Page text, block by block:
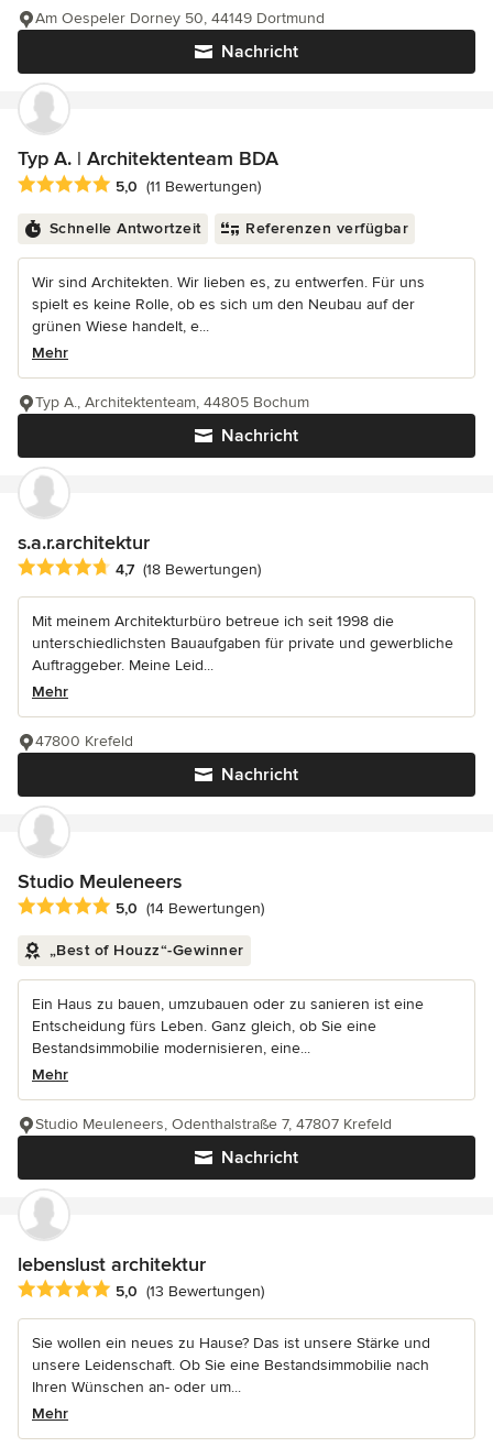
Nachricht
Am Oespeler Dorney 50, 44149 Dortmund
Typ A. | Architektenteam BDA
Durchschnittliche Bewertung: 5 von 5 Sternen
5,0 (11 Bewertungen)
Schnelle Antwortzeit Referenzen verfügbar
Wir sind Architekten. Wir lieben es, zu entwerfen. Für uns
spielt es keine Rolle, ob es sich um den Neubau auf der
grünen Wiese handelt, e...
Mehr
Nachricht
Typ A., Architektenteam, 44805 Bochum
s.a.r.architektur
Durchschnittliche Bewertung: 4.7 von 5 Sternen
4,7 (18 Bewertungen)
Mit meinem Architekturbüro betreue ich seit 1998 die
unterschiedlichsten Bauaufgaben für private und gewerbliche
Auftraggeber. Meine Leid...
Mehr
Nachricht
47800 Krefeld
Studio Meuleneers
Durchschnittliche Bewertung: 5 von 5 Sternen
5,0 (14 Bewertungen)
„Best of Houzz“-Gewinner
Ein Haus zu bauen, umzubauen oder zu sanieren ist eine
Entscheidung fürs Leben. Ganz gleich, ob Sie eine
Bestandsimmobilie modernisieren, eine...
Mehr
Nachricht
Studio Meuleneers, Odenthalstraße 7, 47807 Krefeld
lebenslust architektur
Durchschnittliche Bewertung: 5 von 5 Sternen
5,0 (13 Bewertungen)
Sie wollen ein neues zu Hause? Das ist unsere Stärke und
unsere Leidenschaft. Ob Sie eine Bestandsimmobilie nach
Ihren Wünschen an- oder um...
Mehr